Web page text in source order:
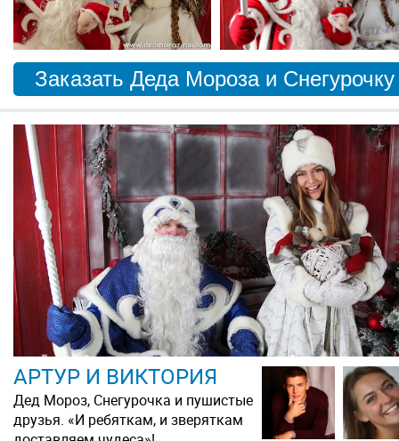
Заказать Деда Мороза и Снегурочку
АРТУР И ВИКТОРИЯ
Дед Мороз, Снегурочка и пушистые
друзья. «И ребяткам, и зверяткам